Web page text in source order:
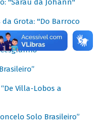
"Sarau da Johann"
Grota: "Do Barroco
Villa-Lobos a
Solo Brasileiro”